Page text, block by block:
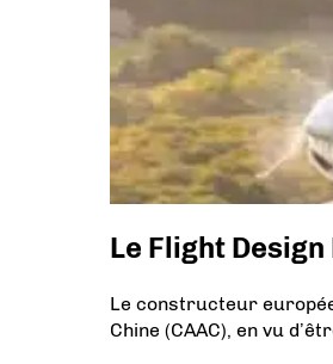
Le Flight
Le constructeur
Chine (CAAC), en vu